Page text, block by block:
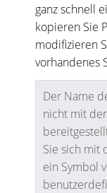
ganz schnell
kopieren Sie
modifizieren
vorhandenes
Der Name
nicht mit
Sie sich mit
ein Symbol